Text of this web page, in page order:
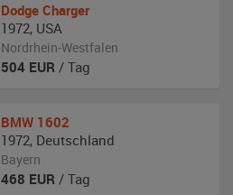
Dodge Charger
1972, USA
Nordrhein-Westfalen
504 EUR / Tag
BMW 1602
1972, Deutschland
Bayern
468 EUR / Tag